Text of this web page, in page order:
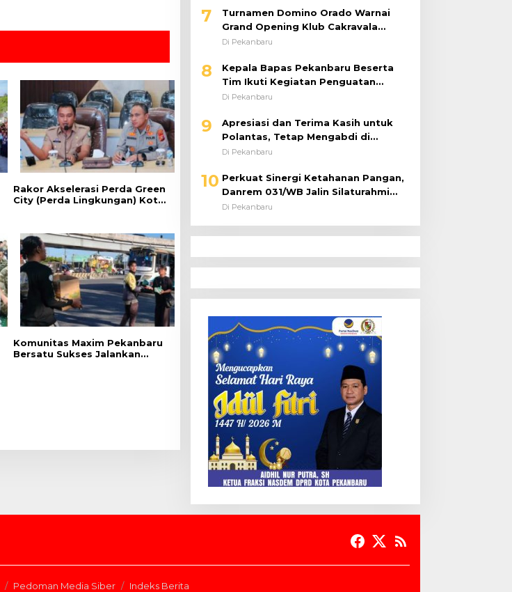
Rakor Akselerasi Perda Green
City (Perda Lingkungan) Kota
Pekanbaru dan Tim Pakar
Komunitas Maxim Pekanbaru
Bersatu Sukses Jalankan
7
Turnamen Domino Orado Warnai
Grand Opening Klub Cakravala
Pekanbaru
Di Pekanbaru
8
Kepala Bapas Pekanbaru Beserta
Tim Ikuti Kegiatan Penguatan
Tugas dan Fungsi serta Paparan
Di Pekanbaru
9
Apresiasi dan Terima Kasih untuk
Polantas, Tetap Mengabdi di
Tengah Guyuran Hujan
Di Pekanbaru
10 Perkuat Sinergi Ketahanan Pangan,
Danrem 031/WB Jalin Silaturahmi
dengan Pimwil Bulog Riau dan Kepri
Di Pekanbaru
Pedoman Media Siber Indeks Berita